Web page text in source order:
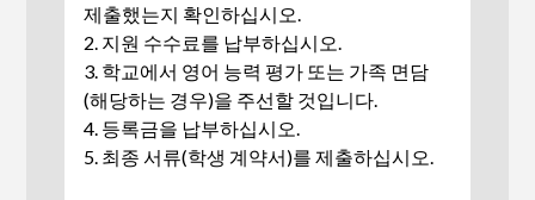
제출했는지 확인하십시오.
2. 지원 수수료를 납부하십시오.
3. 학교에서 영어 능력 평가 또는 가족 면담
(해당하는 경우)을 주선할 것입니다.
4. 등록금을 납부하십시오.
5. 최종 서류(학생 계약서)를 제출하십시오.